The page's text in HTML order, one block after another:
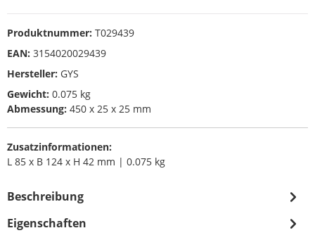
Produktnummer: T029439
EAN: 3154020029439
Hersteller: GYS
Gewicht: 0.075 kg
Abmessung: 450 x 25 x 25 mm
Zusatzinformationen:
L 85 x B 124 x H 42 mm | 0.075 kg
Beschreibung
Eigenschaften